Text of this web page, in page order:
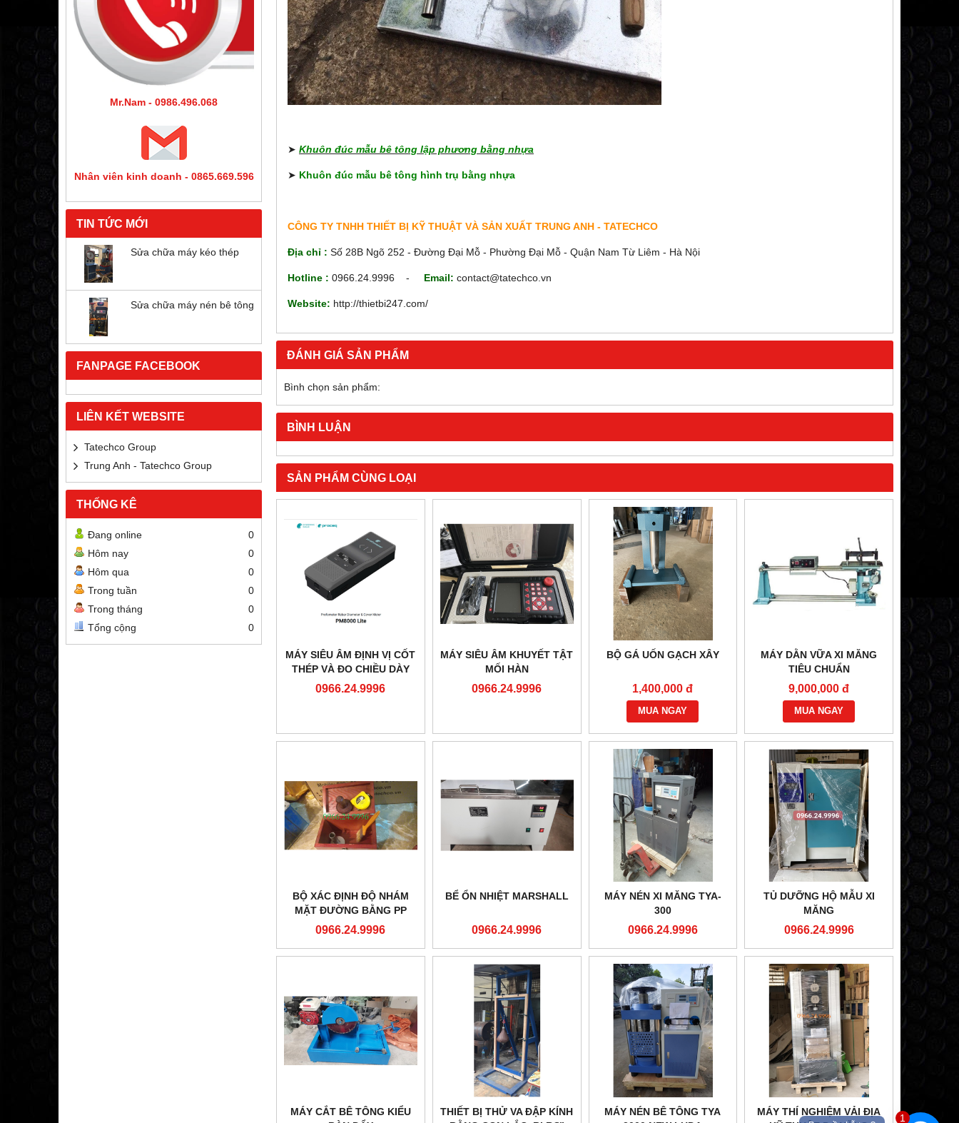
Mr.Nam - 0986.496.068
Nhân viên kinh doanh - 0865.669.596
TIN TỨC MỚI
Sửa chữa máy kéo thép
Sửa chữa máy nén bê tông
FANPAGE FACEBOOK
LIÊN KẾT WEBSITE
Tatechco Group
Trung Anh - Tatechco Group
THỐNG KÊ
Đang online
0
Hôm nay
0
Hôm qua
0
Trong tuần
0
Trong tháng
0
Tổng cộng
0
➤ Khuôn đúc mẫu bê tông lập phương bằng nhựa
➤ Khuôn đúc mẫu bê tông hình trụ bằng nhựa
CÔNG TY TNHH THIẾT BỊ KỸ THUẬT VÀ SẢN XUẤT TRUNG ANH - TATECHCO
Địa chỉ : Số 28B Ngõ 252 - Đường Đại Mỗ - Phường Đại Mỗ - Quận Nam Từ Liêm - Hà Nội
Hotline : 0966.24.9996 - Email: contact@tatechco.vn
Website: http://thietbi247.com/
ĐÁNH GIÁ SẢN PHẨM
Bình chọn sản phẩm:
BÌNH LUẬN
SẢN PHẨM CÙNG LOẠI
MÁY SIÊU ÂM ĐỊNH VỊ CỐT
THÉP VÀ ĐO CHIỀU DÀY
LỚP PHỦ BÊ TÔNG BẢO
0966.24.9996
MÁY SIÊU ÂM KHUYẾT TẬT
MỐI HÀN
0966.24.9996
BỘ GÁ UỐN GẠCH XÂY
1,400,000 đ
MUA NGAY
MÁY DẰN VỮA XI MĂNG
TIÊU CHUẨN
9,000,000 đ
MUA NGAY
BỘ XÁC ĐỊNH ĐỘ NHÁM
MẶT ĐƯỜNG BẰNG PP
RẮC CÁT
0966.24.9996
BỂ ỔN NHIỆT MARSHALL
0966.24.9996
MÁY NÉN XI MĂNG TYA-
300
0966.24.9996
TỦ DƯỠNG HỘ MẪU XI
MĂNG
0966.24.9996
MÁY CẮT BÊ TÔNG KIỂU
THIẾT BỊ THỬ VA ĐẬP KÍNH
MÁY NÉN BÊ TÔNG TYA
MÁY THÍ NGHIỆM VẢI ĐỊA
1